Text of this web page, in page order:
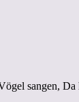
sangen, Da